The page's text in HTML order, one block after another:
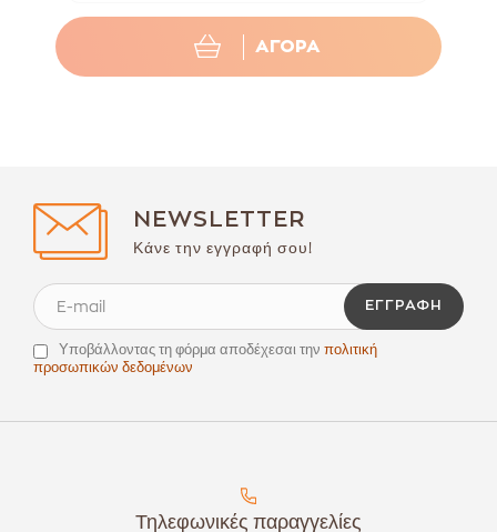
ΑΓΟΡΑ
NEWSLETTER
Κάνε την εγγραφή σου!
ΕΓΓΡΑΦΉ
Υποβάλλοντας τη φόρμα αποδέχεσαι την πολιτική
προσωπικών δεδομένων
Τηλεφωνικές παραγγελίες